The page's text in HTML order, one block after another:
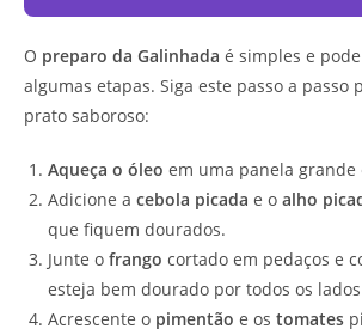
O preparo da Galinhada é simples e
algumas etapas. Siga este passo a passo
prato saboroso:
Aqueça o óleo em uma panela grande
Adicione a cebola picada e o alho
que fiquem dourados.
Junte o frango cortado em pedaços e
esteja bem dourado por todos os
Acrescente o pimentão e os tomates